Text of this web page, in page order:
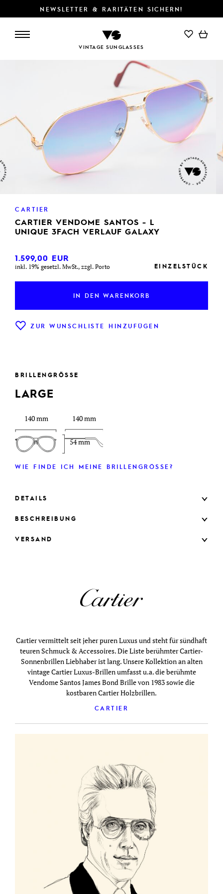
NEWSLETTER & RARITÄTEN SICHERN!
VINTAGE SUNGLASSES
IN DEN WARENKORB
CARTIER
CARTIER VENDOME SANTOS - L
UNIQUE 3FACH VERLAUF GALAXY
1.599,00 EUR
inkl. 19% gesetzl. MwSt., zzgl. Porto EINZELSTÜCK
IN DEN WARENKORB
ZUR WUNSCHLISTE HINZUFÜGEN
BRILLENGRÖSSE
LARGE
140 mm
54 mm
140 mm
WIE FINDE ICH MEINE BRILLENGRÖSSE?
DETAILS
BESCHREIBUNG
VERSAND
Cartier vermittelt seit jeher puren Luxus und steht für sündhaft
teuren Schmuck & Accessoires. Die Liste berühmter Cartier-
Sonnenbrillen Liebhaber ist lang. Unsere Kollektion an alten
vintage Cartier Luxus-Brillen umfasst u.a. die berühmte
Vendome Santos James Bond Brille von 1983 sowie die
kostbaren Cartier Holzbrillen.
CARTIER